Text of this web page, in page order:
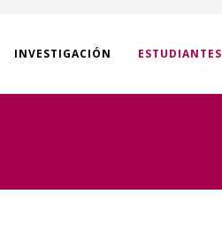
INVESTIGACIÓN ESTUDIANTES